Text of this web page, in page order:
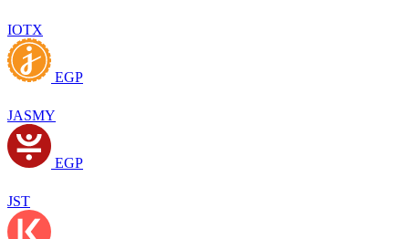
IOTX
EGP
JASMY
EGP
JST